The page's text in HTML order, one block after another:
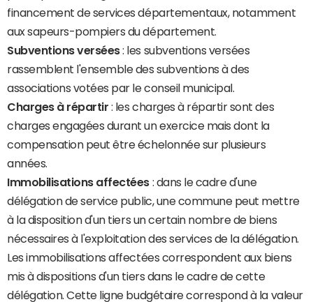
financement de services départementaux, notamment
aux sapeurs-pompiers du département.
Subventions versées: les subventions versées
rassemblent l'ensemble des subventions à des
associations votées par le conseil municipal.
Charges à répartir : les charges à répartir sont des
charges engagées durant un exercice mais dont la
compensation peut être échelonnée sur plusieurs
années.
Immobilisations affectées : dans le cadre d'une
délégation de service public, une commune peut mettre
à la disposition d'un tiers un certain nombre de biens
nécessaires à l'exploitation des services de la délégation.
Les immobilisations affectées correspondent aux biens
mis à dispositions d'un tiers dans le cadre de cette
délégation. Cette ligne budgétaire correspond à la valeur